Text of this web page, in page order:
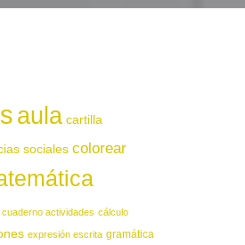
aula cartilla
sociales colorear
cuaderno actividades cálculo
expresión escrita gramática